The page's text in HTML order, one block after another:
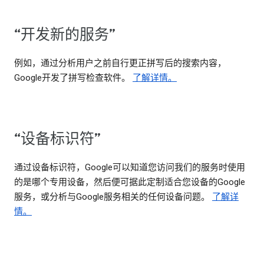
“开发新的服务”
例如，通过分析用户之前自行更正拼写后的搜索内容，
Google开发了拼写检查软件。 了解详情。
“设备标识符”
通过设备标识符，Google可以知道您访问我们的服务时使用
的是哪个专用设备，然后便可据此定制适合您设备的Google
服务，或分析与Google服务相关的任何设备问题。 了解详
情。